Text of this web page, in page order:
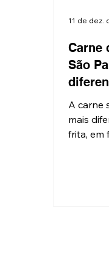
Carne
São
A carne
mais
frita, em
11 de dez.